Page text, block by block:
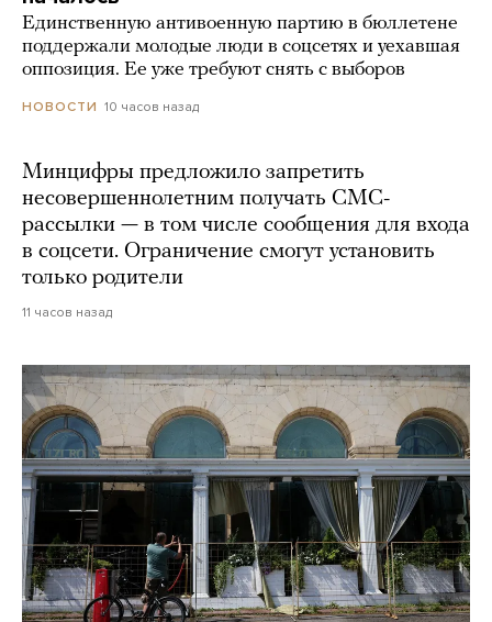
Единственную антивоенную партию в бюллетене
поддержали молодые люди в соцсетях и уехавшая
оппозиция. Ее уже требуют снять с выборов
НОВОСТИ 10 часов назад
Минцифры предложило запретить
несовершеннолетним получать СМС-
рассылки — в том числе сообщения для входа
в соцсети. Ограничение смогут установить
только родители
11 часов назад